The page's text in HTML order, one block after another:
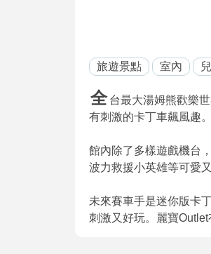
旅遊景點 室內
全 台最大湯姆熊歡樂
有刺激的卡丁車飆風趣。
館內除了多樣遊戲機台
波力救援小英雄等可愛
未來賽車手是迷你版卡
刺激又好玩。麗寶